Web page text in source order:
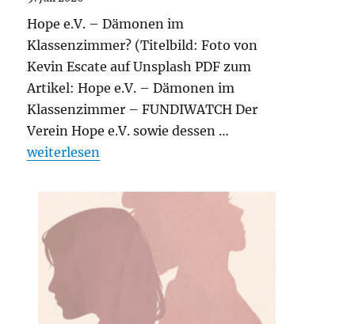
Hope e.V. – Dämonen im
Klassenzimmer? (Titelbild: Foto von
Kevin Escate auf Unsplash PDF zum
Artikel: Hope e.V. – Dämonen im
Klassenzimmer – FUNDIWATCH Der
Verein Hope e.V. sowie dessen …
„Hope e.V. – Dämonen im Klassenzimmer“
weiterlesen